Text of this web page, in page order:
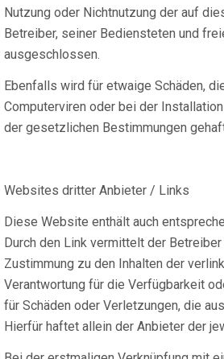
Nutzung oder Nichtnutzung der auf
Betreiber, seiner Bediensteten und
ausgeschlossen.
Ebenfalls wird für etwaige Schäden,
Computerviren oder bei der
der gesetzlichen Bestimmungen
Websites dritter Anbieter / Links
Diese Website enthält auch
Durch den Link vermittelt der
Zustimmung zu den Inhalten der
Verantwortung für die Verfügbarkeit
für Schäden oder Verletzungen, die
Hierfür haftet allein der Anbieter der